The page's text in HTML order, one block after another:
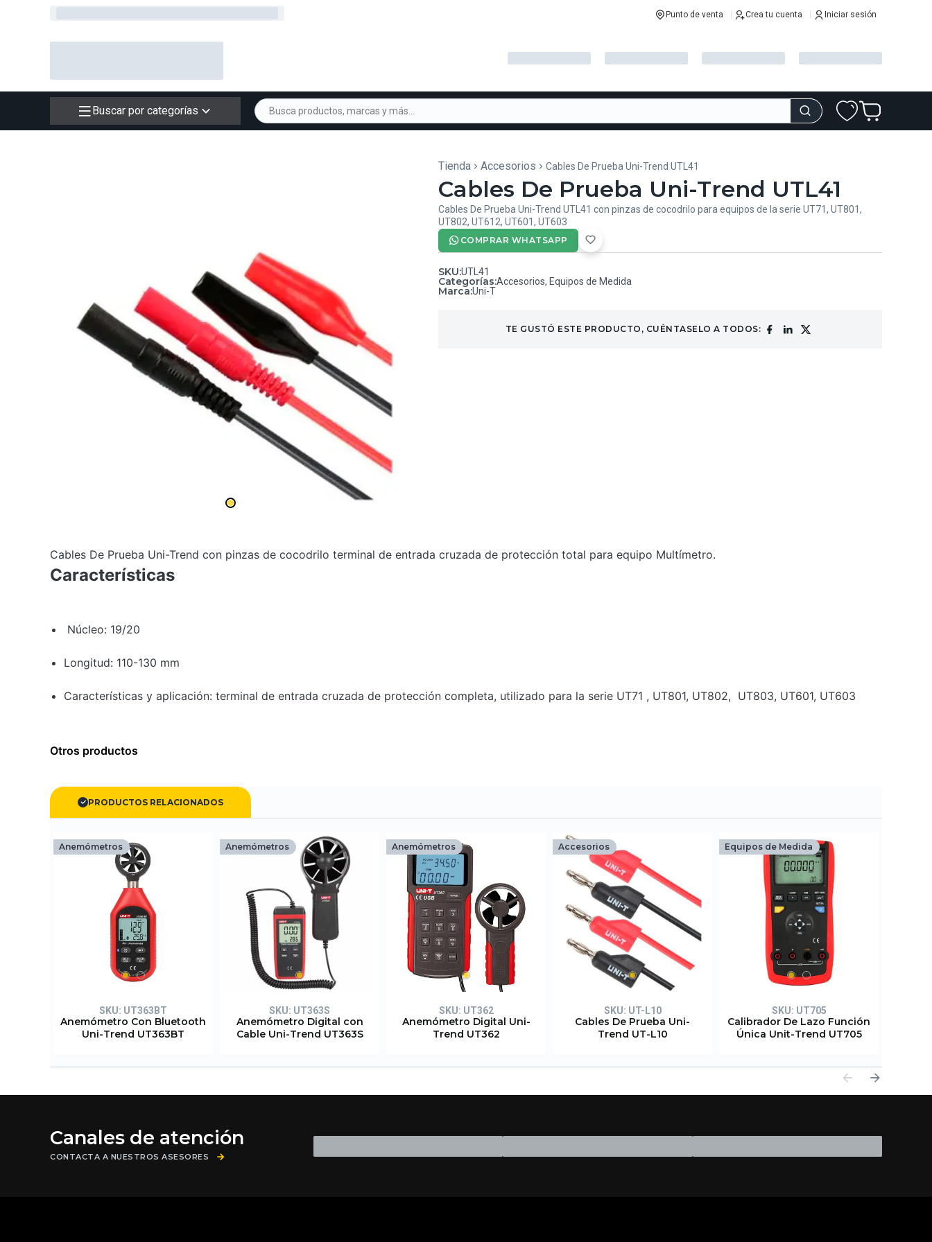
Punto de venta Crea tu cuenta Iniciar sesión
Buscar por categorías
Tienda Accesorios Cables De Prueba Uni-Trend UTL41
Cables De Prueba Uni-Trend UTL41
Cables De Prueba Uni-Trend UTL41 con pinzas de cocodrilo para equipos de la serie UT71, UT801,
UT802, UT612, UT601, UT603
COMPRAR WHATSAPP
SKU:UTL41
Categorías:Accesorios, Equipos de Medida
Marca:Uni-T
TE GUSTÓ ESTE PRODUCTO, CUÉNTASELO A TODOS:
Cables De Prueba Uni-Trend con pinzas de cocodrilo terminal de entrada cruzada de protección total para equipo Multímetro.
Características
Núcleo: 19/20
Longitud: 110-130 mm
Características y aplicación: terminal de entrada cruzada de protección completa, utilizado para la serie UT71 , UT801, UT802, UT803, UT601, UT603
Otros productos
PRODUCTOS RELACIONADOS
Anemómetros
SKU: UT363BT
Anemómetro Con Bluetooth
Uni-Trend UT363BT
Anemómetros
SKU: UT363S
Anemómetro Digital con
Cable Uni-Trend UT363S
Anemómetros
SKU: UT362
Anemómetro Digital Uni-
Trend UT362
Accesorios
SKU: UT-L10
Cables De Prueba Uni-
Trend UT-L10
Equipos de Medida
SKU: UT705
Calibrador De Lazo Función
Única Unit-Trend UT705
Canales de atención
CONTACTA A NUESTROS ASESORES